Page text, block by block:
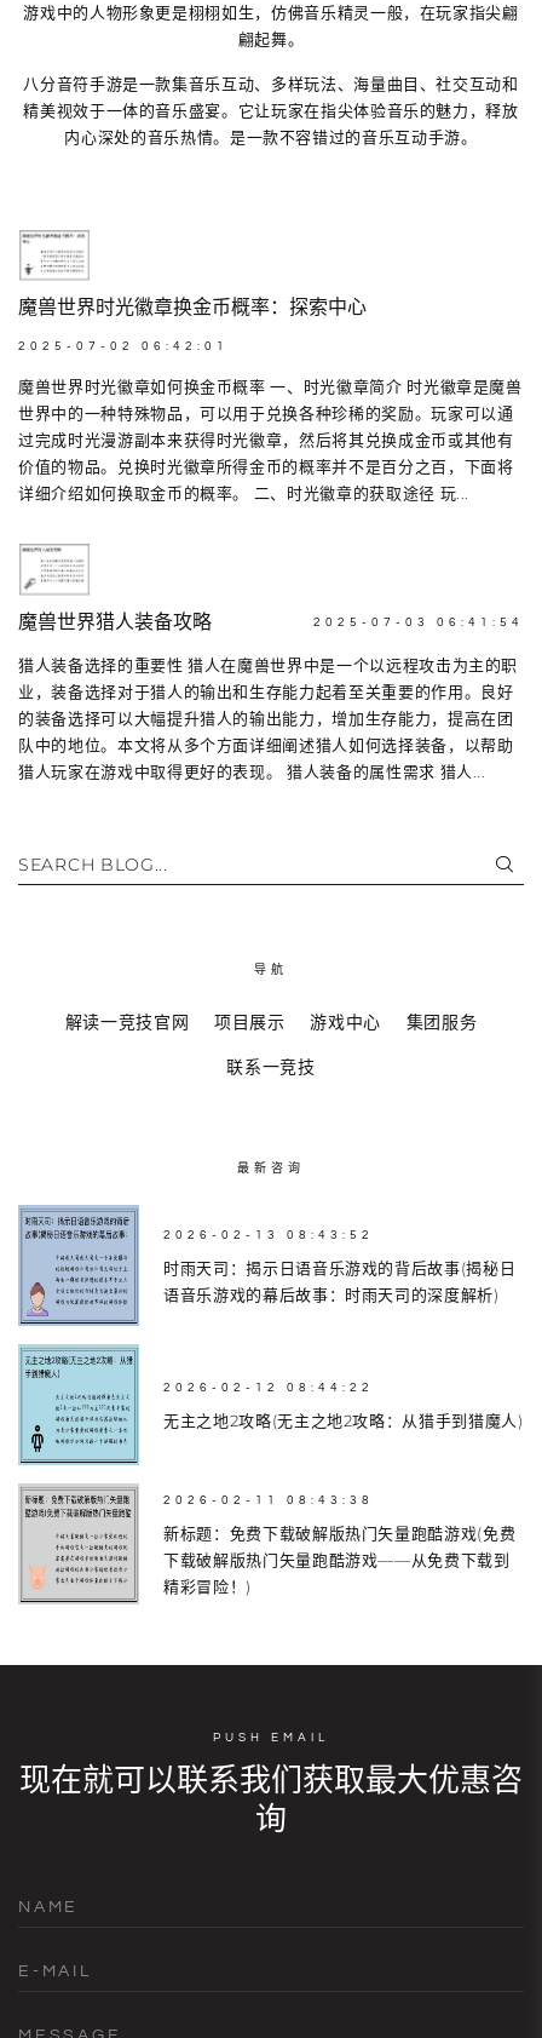
游戏中的人物形象更是栩栩如生，仿佛音乐精灵一般，在玩家指尖翩
翩起舞。
八分音符手游是一款集音乐互动、多样玩法、海量曲目、社交互动和
精美视效于一体的音乐盛宴。它让玩家在指尖体验音乐的魅力，释放
内心深处的音乐热情。是一款不容错过的音乐互动手游。
魔兽世界时光徽章换金币概率：探索中心
2025-07-02 06:42:01
魔兽世界时光徽章如何换金币概率 一、时光徽章简介 时光徽章是魔兽
世界中的一种特殊物品，可以用于兑换各种珍稀的奖励。玩家可以通
过完成时光漫游副本来获得时光徽章，然后将其兑换成金币或其他有
价值的物品。兑换时光徽章所得金币的概率并不是百分之百，下面将
详细介绍如何换取金币的概率。 二、时光徽章的获取途径 玩...
魔兽世界猎人装备攻略 2025-07-03 06:41:54
猎人装备选择的重要性 猎人在魔兽世界中是一个以远程攻击为主的职
业，装备选择对于猎人的输出和生存能力起着至关重要的作用。良好
的装备选择可以大幅提升猎人的输出能力，增加生存能力，提高在团
队中的地位。本文将从多个方面详细阐述猎人如何选择装备，以帮助
猎人玩家在游戏中取得更好的表现。 猎人装备的属性需求 猎人...
SEARCH BLOG...
导航
解读一竞技官网 项目展示 游戏中心 集团服务
联系一竞技
最新咨询
2026-02-13 08:43:52
时雨天司：揭示日语音乐游戏的背后故事(揭秘日
语音乐游戏的幕后故事：时雨天司的深度解析)
2026-02-12 08:44:22
无主之地2攻略(无主之地2攻略：从猎手到猎魔人)
2026-02-11 08:43:38
新标题：免费下载破解版热门矢量跑酷游戏(免费
下载破解版热门矢量跑酷游戏——从免费下载到
精彩冒险！)
PUSH EMAIL
现在就可以联系我们获取最大优惠咨
询
NAME
E-MAIL